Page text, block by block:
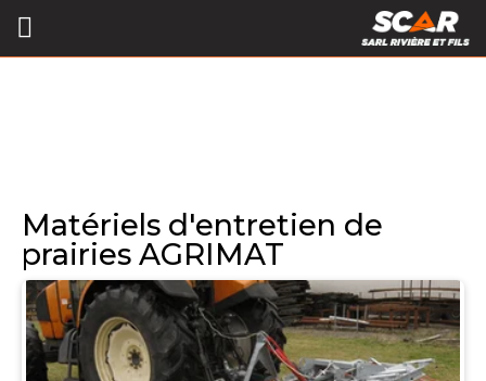
Matériels d'entretien de
prairies AGRIMAT